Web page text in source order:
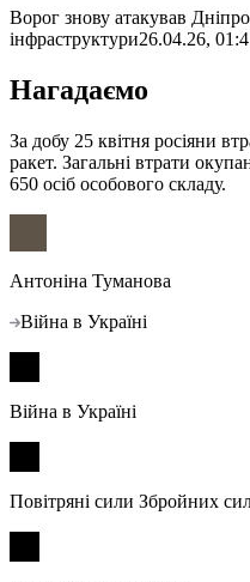
Ворог знову атакував
інфраструктури26.04.26,
Нагадаємо
За добу 25 квітня росіяни
ракет. Загальні втрати
650 осіб особового складу.
Антоніна Туманова
Війна в Україні
Війна в Україні
Повітряні сили Збройних